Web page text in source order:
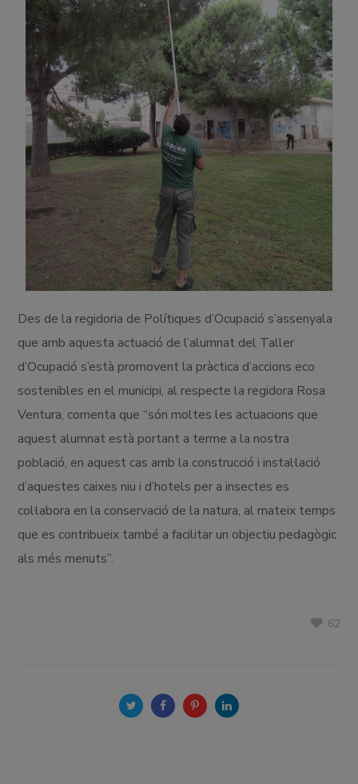
Des de la regidoria de Polítiques d’Ocupació s’assenyala
que amb aquesta actuació de l’alumnat del Taller
d’Ocupació s’està promovent la pràctica d’accions eco
sostenibles en el municipi, al respecte la regidora Rosa
Ventura, comenta que “són moltes les actuacions que
aquest alumnat està portant a terme a la nostra
població, en aquest cas amb la construcció i instal·lació
d’aquestes caixes niu i d’hotels per a insectes es
col·labora en la conservació de la natura, al mateix temps
que es contribueix també a facilitar un objectiu pedagògic
als més menuts”.
62